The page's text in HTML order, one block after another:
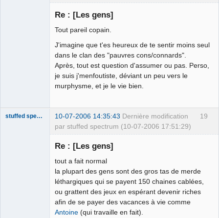
Re : [Les gens]
Tout pareil copain.
J'imagine que t'es heureux de te sentir moins seul
dans le clan des "pauvres cons/connards".
Après, tout est question d'assumer ou pas. Perso,
je suis j'menfoutiste, déviant un peu vers le
murphysme, et je le vie bien.
19
stuffed spectrum 10-07-2006 14:35:43 Dernière modification
par stuffed spectrum (10-07-2006 17:51:29)
Re : [Les gens]
tout a fait normal
la plupart des gens sont des gros tas de merde
léthargiques qui se payent 150 chaines cablées,
ou grattent des jeux en espérant devenir riches
afin de se payer des vacances à vie comme
Antoine (qui travaille en fait).